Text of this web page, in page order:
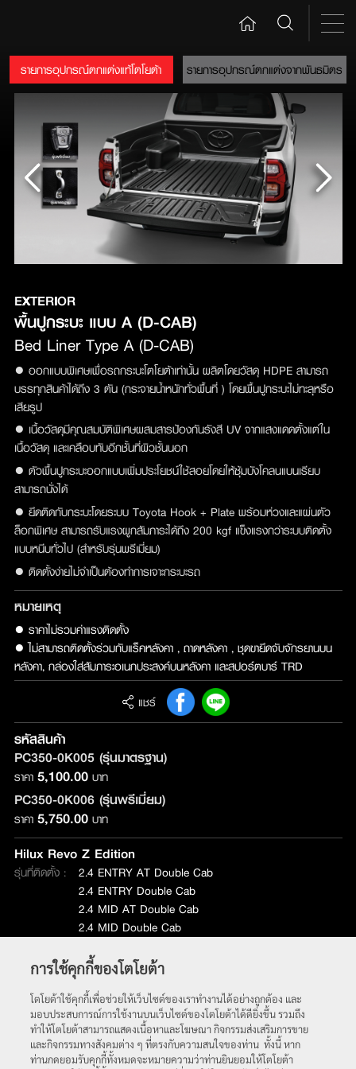
รายการอุปกรณ์ตกแต่งแท้โตโยต้า รายการอุปกรณ์ตกแต่งจากพันธมิตร
EXTERIOR
พื้นปูกระบะ แบบ A (D-CAB)
Bed Liner Type A (D-CAB)
● ออกแบบพิเศษเพื่อรถกระบะโตโยต้าเท่านั้น ผลิตโดยวัสดุ HDPE สามารถ
บรรทุกสินค้าได้ถึง 3 ตัน (กระจายน้ำหนักทั่วพื้นที่ ) โดยพื้นปูกระบะไม่ทะลุหรือ
เสียรูป
● เนื้อวัสดุมีคุณสมบัติพิเศษผสมสารป้องกันรังสี UV จากแสงแดดตั้งแต่ใน
เนื้อวัสดุ และเคลือบทับอีกชั้นที่ผิวชั้นนอก
● ตัวพื้นปูกระบะออกแบบเพิ่มประโยชน์ใช้สอยโดยให้ซุ้มบังโคลนแบนเรียบ
สามารถนั่งได้
● ยึดติดกับกระบะโดยระบบ Toyota Hook + Plate พร้อมห่วงและแผ่นตัว
ล็อกพิเศษ สามารถรับแรงผูกสัมภาระได้ถึง 200 kgf แข็งแรงกว่าระบบติดตั้ง
แบบหนีบทั่วไป (สำหรับรุ่นพรีเมี่ยม)
● ติดตั้งง่ายไม่จำเป็นต้องทำการเจาะกระบะรถ
หมายเหตุ
● ราคาไม่รวมค่าแรงติดตั้ง
● ไม่สามารถติดตั้งร่วมกับแร็คหลังคา , ถาดหลังคา , ชุดขายึดจับจักรยานบน
หลังคา, กล่องใส่สัมภาระอเนกประสงค์บนหลังคา และสปอร์ตบาร์ TRD
แชร์
รหัสสินค้า
PC350-0K005 (รุ่นมาตรฐาน)
ราคา 5,100.00บาท
PC350-0K006 (รุ่นพรีเมี่ยม)
ราคา 5,750.00บาท
Hilux Revo Z Edition
รุ่นที่ติดตั้ง :
2.4 ENTRY AT Double Cab
2.4 ENTRY Double Cab
2.4 MID AT Double Cab
2.4 MID Double Cab
หน้าหลัก
การใช้คุกกี้ของโตโยต้า
โตโยต้าใช้คุกกี้เพื่อช่วยให้เว็บไซต์ของเราทำงานได้อย่างถูกต้อง และ
มอบประสบการณ์การใช้งานบนเว็บไซต์ของโตโยต้าได้ดียิ่งขึ้น รวมถึง
ทำให้โตโยต้าสามารถแสดงเนื้อหาและโฆษณา กิจกรรมส่งเสริมการขาย
และกิจกรรมทางสังคมต่าง ๆ ที่ตรงกับความสนใจของท่าน ทั้งนี้ หาก
ท่านกดยอมรับคุกกี้ทั้งหมดจะหมายความว่าท่านยินยอมให้โตโยต้า